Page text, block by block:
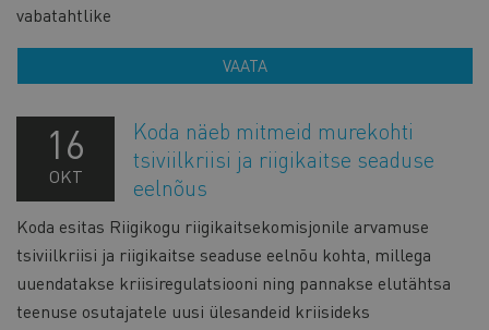
vabatahtlike
VAATA
16
OKT
Koda näeb mitmeid murekohti
tsiviilkriisi ja riigikaitse seaduse
eelnõus
Koda esitas Riigikogu riigikaitsekomisjonile arvamuse
tsiviilkriisi ja riigikaitse seaduse eelnõu kohta, millega
uuendatakse kriisiregulatsiooni ning pannakse elutähtsa
teenuse osutajatele uusi ülesandeid kriisideks